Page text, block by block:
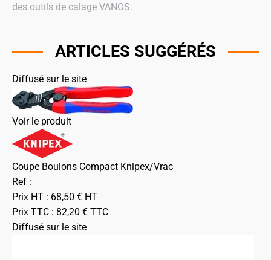
des outils de calage VANOS.
ARTICLES SUGGÉRÉS
Diffusé sur le site
Voir le produit
Coupe Boulons Compact Knipex/Vrac
Ref :
Prix HT : 68,50 € HT
Prix TTC : 82,20 € TTC
Diffusé sur le site